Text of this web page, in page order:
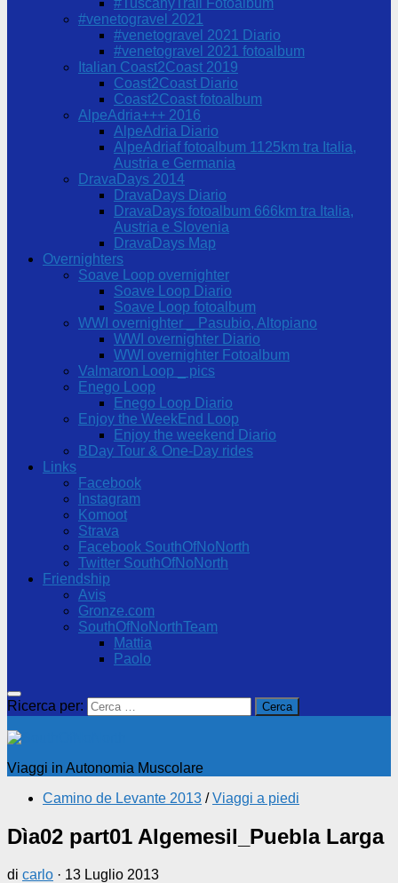
#TuscanyTrail Fotoalbum
#venetogravel 2021
#venetogravel 2021 Diario
#venetogravel 2021 fotoalbum
Italian Coast2Coast 2019
Coast2Coast Diario
Coast2Coast fotoalbum
AlpeAdria+++ 2016
AlpeAdria Diario
AlpeAdriaf fotoalbum 1125km tra Italia,
Austria e Germania
DravaDays 2014
DravaDays Diario
DravaDays fotoalbum 666km tra Italia,
Austria e Slovenia
DravaDays Map
Overnighters
Soave Loop overnighter
Soave Loop Diario
Soave Loop fotoalbum
WWI overnighter _ Pasubio, Altopiano
WWI overnighter Diario
WWI overnighter Fotoalbum
Valmaron Loop _ pics
Enego Loop
Enego Loop Diario
Enjoy the WeekEnd Loop
Enjoy the weekend Diario
BDay Tour & One-Day rides
Links
Facebook
Instagram
Komoot
Strava
Facebook SouthOfNoNorth
Twitter SouthOfNoNorth
Friendship
Avis
Gronze.com
SouthOfNoNorthTeam
Mattia
Paolo
Ricerca per:
Viaggi in Autonomia Muscolare
Camino de Levante 2013 / Viaggi a piedi
Dìa02 part01 Algemesil_Puebla Larga
di carlo · 13 Luglio 2013